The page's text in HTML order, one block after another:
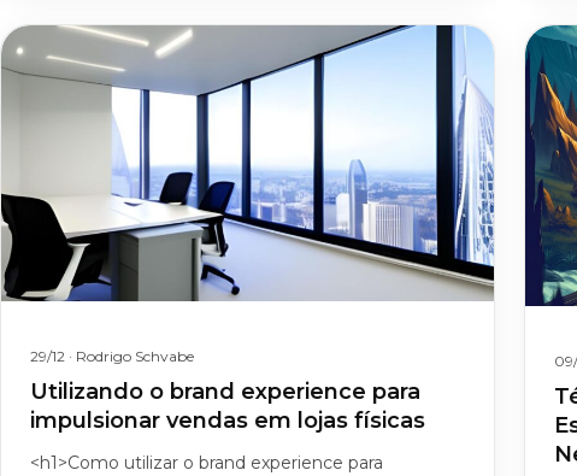
29/12 · Rodrigo Schvabe
Utilizando o brand experience para
impulsionar vendas em lojas físicas
<h1>Como utilizar o brand experience para